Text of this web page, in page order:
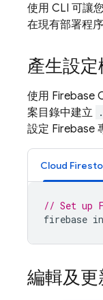
使用 CLI 可讓
在現有部署程
產生設定
使用 Firebase
案目錄中建立
設定 Firebase
Cloud
// Set up
firebase
編輯及更